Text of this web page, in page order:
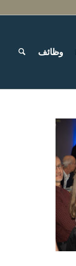
وظائف